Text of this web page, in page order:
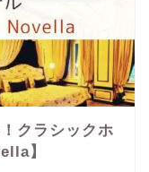
クラシックホ
】